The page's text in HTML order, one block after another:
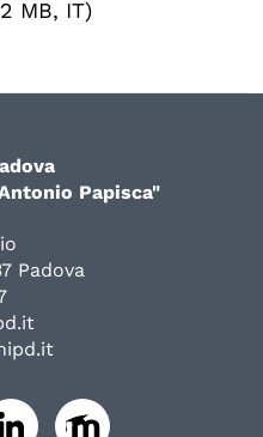
MB, IT)
Papisca"
Padova